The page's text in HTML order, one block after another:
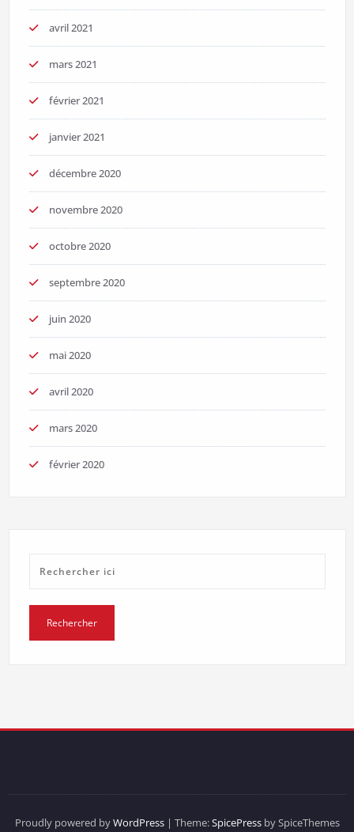
avril 2021
mars 2021
février 2021
janvier 2021
décembre 2020
novembre 2020
octobre 2020
septembre 2020
juin 2020
mai 2020
avril 2020
mars 2020
février 2020
Proudly powered byWordPress| Theme:SpicePressby SpiceThemes